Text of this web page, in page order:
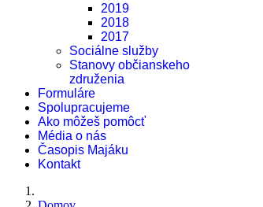
2019
2018
2017
Sociálne služby
Stanovy občianskeho
združenia
Formuláre
Spolupracujeme
Ako môžeš pomôcť
Média o nás
Časopis Majáku
Kontakt